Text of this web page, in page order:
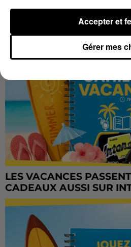
LES VACANCES
CADEAUX AUSSI SUR
Gérer mes
Accepter et